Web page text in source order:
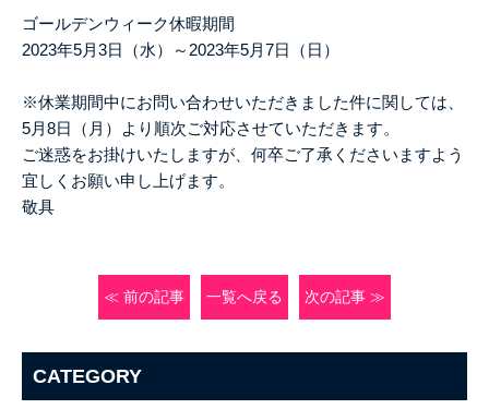
ゴールデンウィーク休暇期間
2023年5月3日（水）～2023年5月7日（日）
※休業期間中にお問い合わせいただきました件に関しては、
5月8日（月）より順次ご対応させていただきます。
ご迷惑をお掛けいたしますが、何卒ご了承くださいますよう
宜しくお願い申し上げます。
敬具
≪ 前の記事 一覧へ戻る 次の記事 ≫
CATEGORY